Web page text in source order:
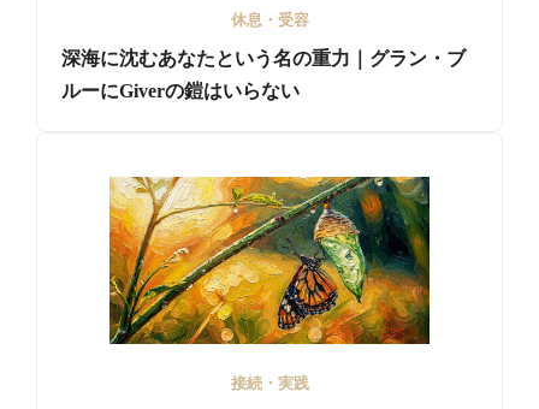
休息・受容
深海に沈むあなたという名の重力｜グラン・ブ
ルーにGiverの鎧はいらない
接続・実践